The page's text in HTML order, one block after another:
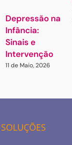
Depressão na
Infância:
Sinais e
Intervenção
11 de Maio, 2026